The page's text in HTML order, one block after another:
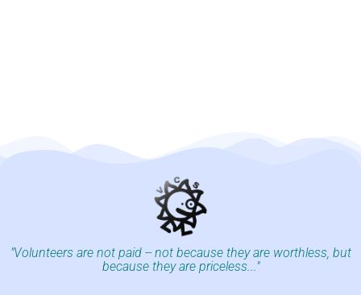
"Volunteers are not paid -- not because they are worthless, but
because they are priceless..."